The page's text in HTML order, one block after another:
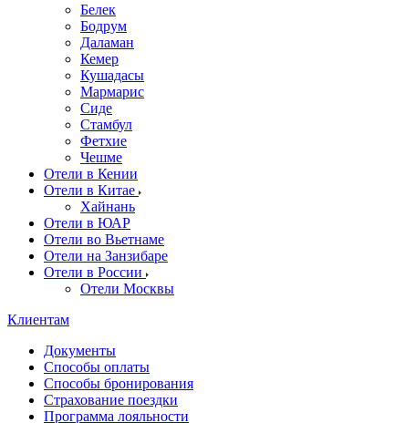
Белек
Бодрум
Даламан
Кемер
Кушадасы
Мармарис
Сиде
Стамбул
Фетхие
Чешме
Отели в Кении
Отели в Китае
Хайнань
Отели в ЮАР
Отели во Вьетнаме
Отели на Занзибаре
Отели в России
Отели Москвы
Клиентам
Документы
Способы оплаты
Способы бронирования
Страхование поездки
Программа лояльности